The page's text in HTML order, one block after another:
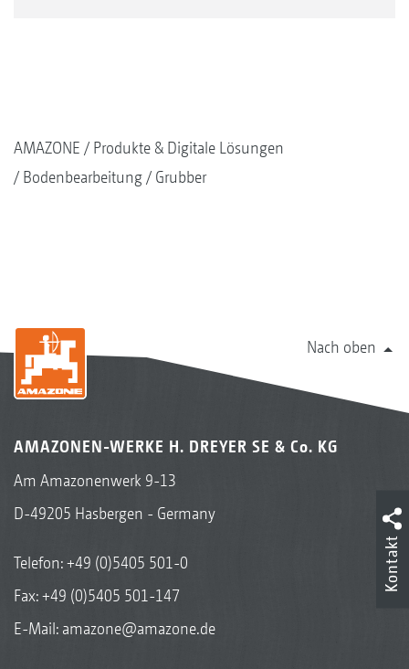
AMAZONE
Produkte & Digitale Lösungen
Bodenbearbeitung
Grubber
Nach oben
AMAZONEN-WERKE H. DREYER SE & Co. KG
Am Amazonenwerk 9-13
D-49205 Hasbergen - Germany
Telefon:+49 (0)5405 501-0
Fax: +49 (0)5405 501-147
E-Mail: amazone@amazone.de
Kontakt